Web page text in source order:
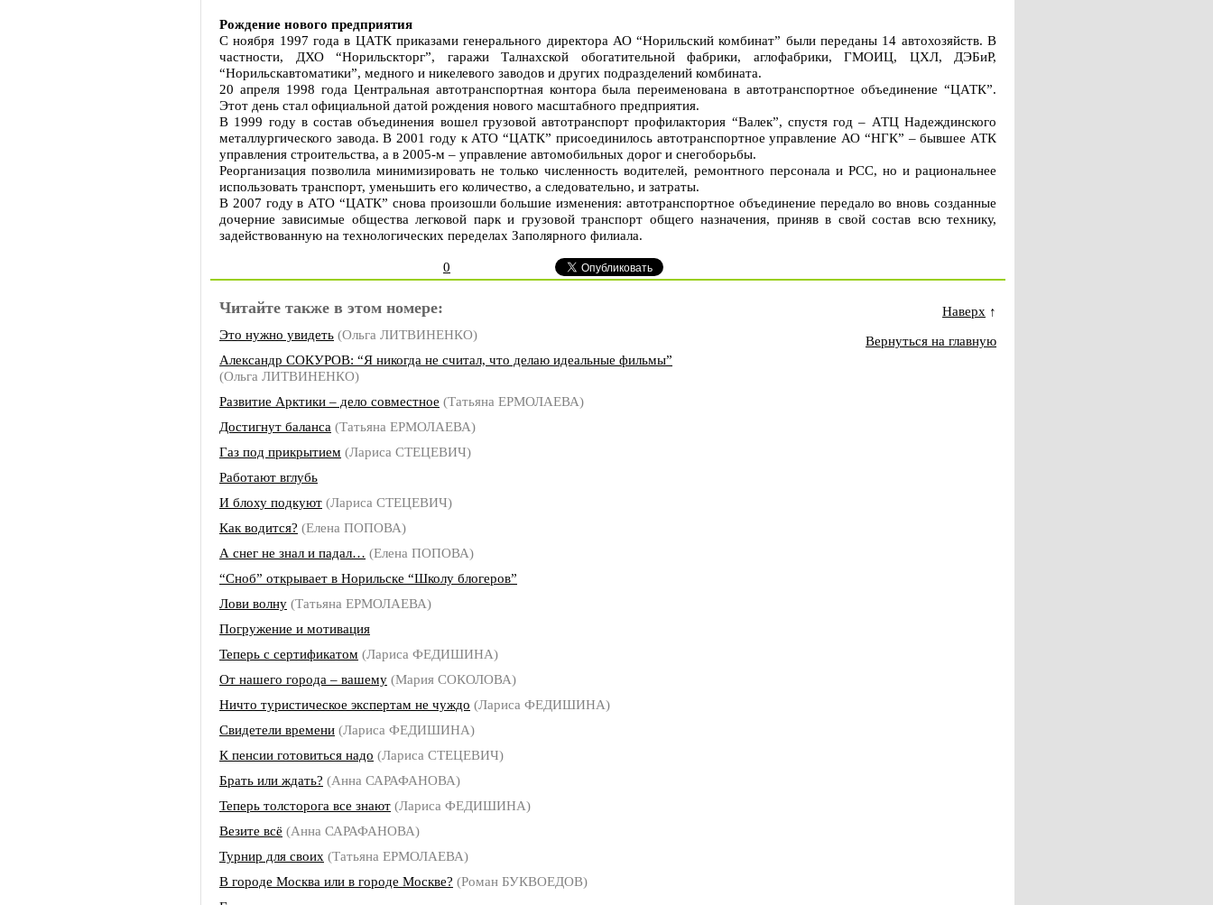
Рождение нового предприятия
С ноября 1997 года в ЦАТК приказами генерального директора АО “Норильский комбинат” были переданы 14 автохозяйств. В
частности, ДХО “Норильскторг”, гаражи Талнахской обогатительной фабрики, аглофабрики, ГМОИЦ, ЦХЛ, ДЭБиР,
“Норильскавтоматики”, медного и никелевого заводов и других подразделений комбината.
20 апреля 1998 года Центральная автотранспортная контора была переименована в автотранспортное объединение “ЦАТК”.
Этот день стал официальной датой рождения нового масштабного предприятия.
В 1999 году в состав объединения вошел грузовой автотранспорт профилактория “Валек”, спустя год – АТЦ Надеждинского
металлургического завода. В 2001 году к АТО “ЦАТК” присоединилось автотранспортное управление АО “НГК” – бывшее АТК
управления строительства, а в 2005-м – управление автомобильных дорог и снегоборьбы.
Реорганизация позволила минимизировать не только численность водителей, ремонтного персонала и РСС, но и рациональнее
использовать транспорт, уменьшить его количество, а следовательно, и затраты.
В 2007 году в АТО “ЦАТК” снова произошли большие изменения: автотранспортное объединение передало во вновь созданные
дочерние зависимые общества легковой парк и грузовой транспорт общего назначения, приняв в свой состав всю технику,
задействованную на технологических переделах Заполярного филиала.
0
Читайте также в этом номере:
Это нужно увидеть (Ольга ЛИТВИНЕНКО)
Александр СОКУРОВ: “Я никогда не считал, что делаю идеальные фильмы”
(Ольга ЛИТВИНЕНКО)
Развитие Арктики – дело совместное (Татьяна ЕРМОЛАЕВА)
Достигнут баланса (Татьяна ЕРМОЛАЕВА)
Газ под прикрытием (Лариса СТЕЦЕВИЧ)
Работают вглубь
И блоху подкуют (Лариса СТЕЦЕВИЧ)
Как водится? (Елена ПОПОВА)
А снег не знал и падал… (Елена ПОПОВА)
“Сноб” открывает в Норильске “Школу блогеров”
Лови волну (Татьяна ЕРМОЛАЕВА)
Погружение и мотивация
Теперь с сертификатом (Лариса ФЕДИШИНА)
От нашего города – вашему (Мария СОКОЛОВА)
Ничто туристическое экспертам не чуждо (Лариса ФЕДИШИНА)
Свидетели времени (Лариса ФЕДИШИНА)
К пенсии готовиться надо (Лариса СТЕЦЕВИЧ)
Брать или ждать? (Анна САРАФАНОВА)
Теперь толсторога все знают (Лариса ФЕДИШИНА)
Везите всё (Анна САРАФАНОВА)
Турнир для своих (Татьяна ЕРМОЛАЕВА)
В городе Москва или в городе Москве? (Роман БУКВОЕДОВ)
Наверх ↑
Вернуться на главную